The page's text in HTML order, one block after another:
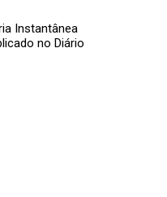
Instantânea
no Diário